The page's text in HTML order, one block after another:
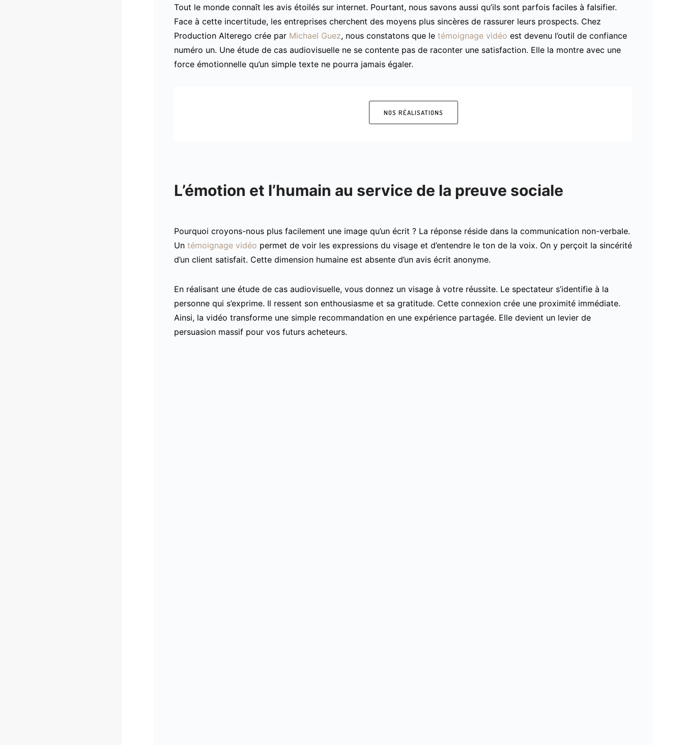
Tout le monde connaît les avis étoilés sur internet. Pourtant, nous savons aussi qu’ils sont parfois faciles à falsifier.
Face à cette incertitude, les entreprises cherchent des moyens plus sincères de rassurer leurs prospects. Chez
Production Alterego crée par Michael Guez, nous constatons que le témoignage vidéo est devenu l’outil de confiance
numéro un. Une étude de cas audiovisuelle ne se contente pas de raconter une satisfaction. Elle la montre avec une
force émotionnelle qu’un simple texte ne pourra jamais égaler.
NOS RÉALISATIONS
L’émotion et l’humain au service de la preuve sociale
Pourquoi croyons-nous plus facilement une image qu’un écrit ? La réponse réside dans la communication non-verbale.
Un témoignage vidéo permet de voir les expressions du visage et d’entendre le ton de la voix. On y perçoit la sincérité
d’un client satisfait. Cette dimension humaine est absente d’un avis écrit anonyme.
En réalisant une étude de cas audiovisuelle, vous donnez un visage à votre réussite. Le spectateur s’identifie à la
personne qui s’exprime. Il ressent son enthousiasme et sa gratitude. Cette connexion crée une proximité immédiate.
Ainsi, la vidéo transforme une simple recommandation en une expérience partagée. Elle devient un levier de
persuasion massif pour vos futurs acheteurs.